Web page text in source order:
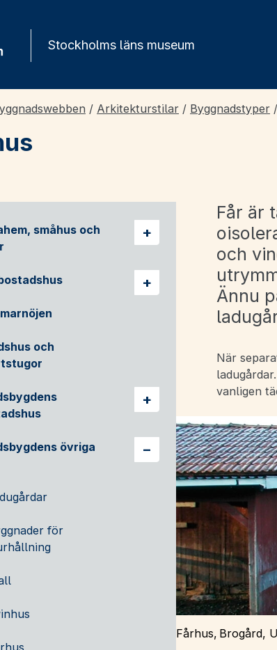
Stockholms läns museum
/ Arkitekturstilar / Byggnadstyper /
småhus och
Visa undersidor
Visa undersidor
och
Visa undersidor
övriga
Visa undersidor
för
Får är
och
Ännu
När
vanligen
Fårhus, Brogård,